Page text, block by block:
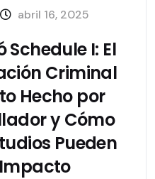
abril 16, 2025
Schedule I: El
Criminal
Hecho por
y Cómo
Pueden